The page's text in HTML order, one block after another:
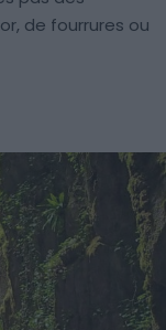
de fourrures ou